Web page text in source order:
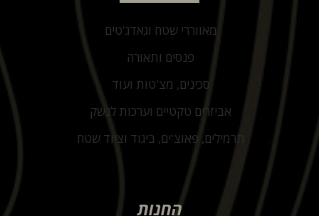
מאווררי שטח וגאדג'טים
פנסים ותאורה
סכינים, מצ'טות ועוד
אביזרים טקטיים וערכות לנשק
תרמילים, פאוצ'ים, ביגוד וציוד שטח
החנות